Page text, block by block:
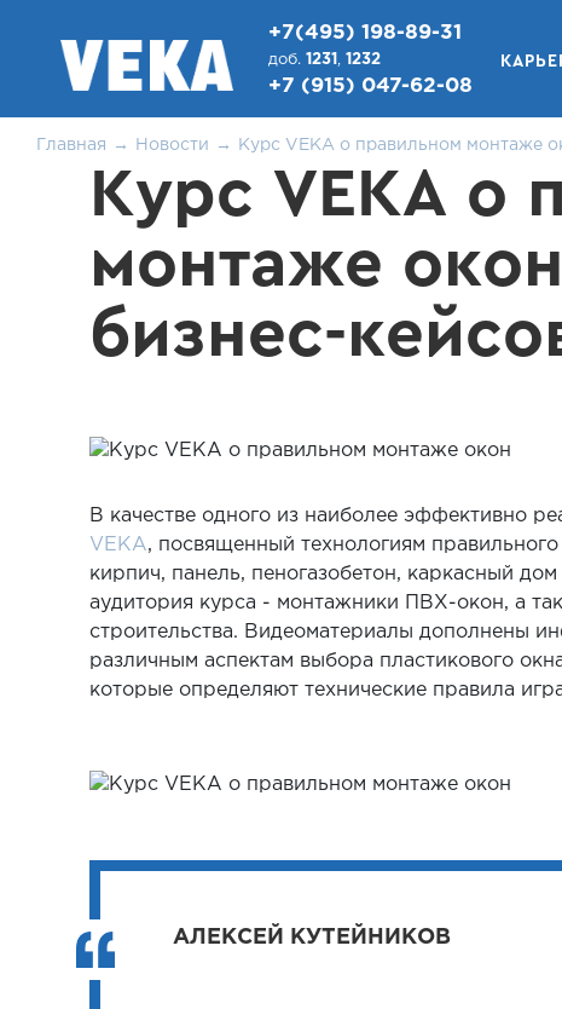
+7(495) 198-89-31
доб. 1231 1232
+7 (915) 047-62-08
Главная Новости Курс VEKA о правильном монтаже
Курс VEKA о
монтаже
бизнес-
В качестве одного из наиболее эффективно
VEKA, посвященный технологиям
кирпич, панель, пеногазобетон, каркасный
аудитория курса - монтажники ПВХ-окон, а
строительства. Видеоматериалы дополнены
различным аспектам выбора пластикового
которые определяют технические правила
АЛЕКСЕЙ КУТЕЙНИКОВ